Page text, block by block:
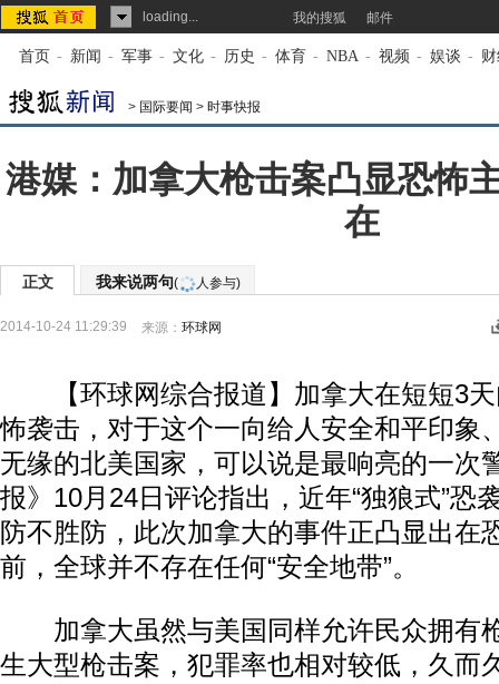
loading... 我的搜狐 邮件
首页 - 新闻 - 军事 - 文化 - 历史 - 体育 - NBA - 视频 - 娱谈 -
> 国际要闻 > 时事快报
港媒：加拿大枪击案凸显恐怖
在
正文 我来说两句( 人参与)
2014-10-24 11:29:39 来源： 环球网
【环球网综合报道】加拿大在短短3天
怖袭击，对于这个一向给人安全和平印象
无缘的北美国家，可以说是最响亮的一次
报》10月24日评论指出，近年“独狼式”恐
防不胜防，此次加拿大的事件正凸显出在
前，全球并不存在任何“安全地带”。
加拿大虽然与美国同样允许民众拥有
生大型枪击案，犯罪率也相对较低，久而